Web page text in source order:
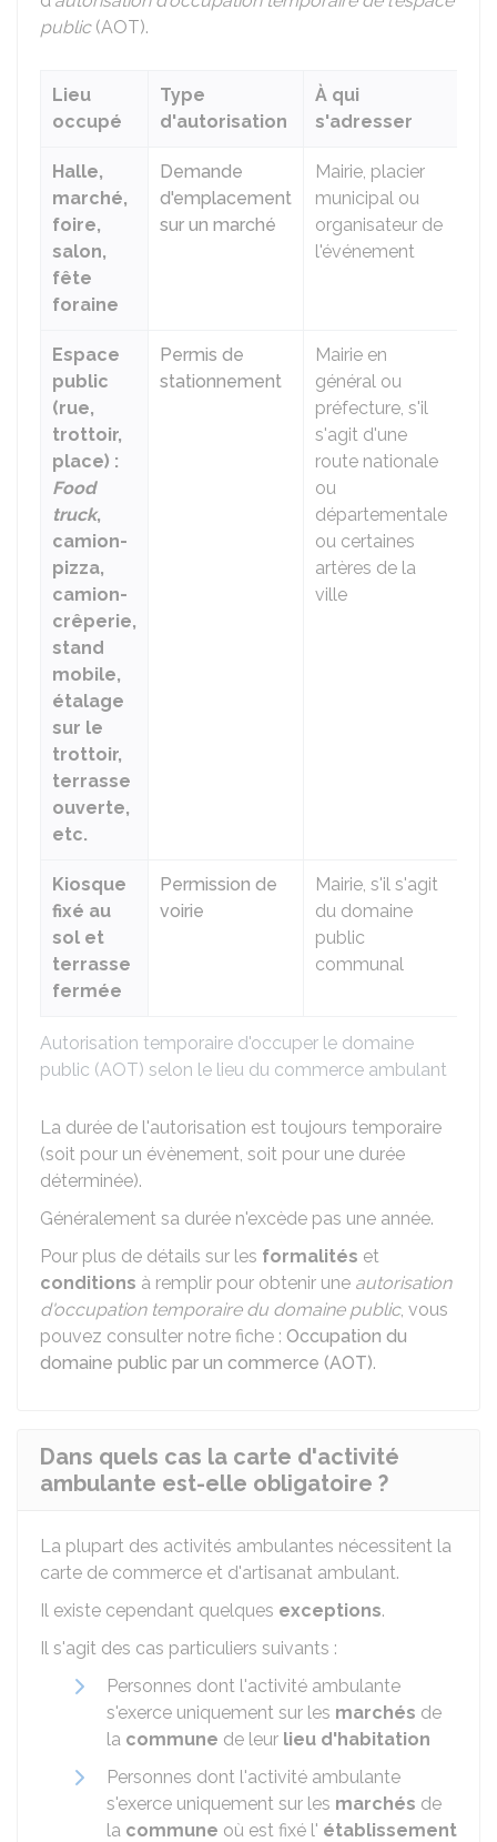
public(AOT).
Autorisation temporaire d'occuper le domaine
public (AOT) selon le lieu du commerce ambulant
Lieu
occupé
Type
d'autorisation
À qui
s'adresser
Halle,
marché,
foire,
salon,
fête
foraine
Demande
d'emplacement
sur un marché
Mairie, placier
municipal ou
organisateur de
l'événement
Espace
public
(rue,
trottoir,
place) :
Food
truck,
camion-
pizza,
camion-
crêperie,
stand
mobile,
étalage
sur le
trottoir,
terrasse
ouverte,
etc.
Permis de
stationnement
Mairie en
général ou
préfecture, s'il
s'agit d'une
route nationale
ou
départementale
ou certaines
artères de la
ville
Kiosque
fixé au
sol et
terrasse
fermée
Permission de
voirie
Mairie, s'il s'agit
du domaine
public
communal
La durée de l'autorisation est toujours temporaire
(soit pour un évènement, soit pour une durée
déterminée).
Généralement sa durée n'excède pas une année.
Pour plus de détails sur les formalités et
conditions à remplir pour obtenir une autorisation
d'occupation temporaire du domaine public, vous
pouvez consulter notre fiche : Occupation du
domaine public par un commerce (AOT).
Dans quels cas la carte d'activité
ambulante est-elle obligatoire ?
La plupart des activités ambulantes nécessitent la
carte de commerce et d'artisanat ambulant.
Il existe cependant quelques exceptions.
Il s'agit des cas particuliers suivants :
Personnes dont l'activité ambulante
s'exerce uniquement sur les marchés de
la commune de leur lieu d'habitation
Personnes dont l'activité ambulante
s'exerce uniquement sur les marchés de
la commune où est fixé l' établissement